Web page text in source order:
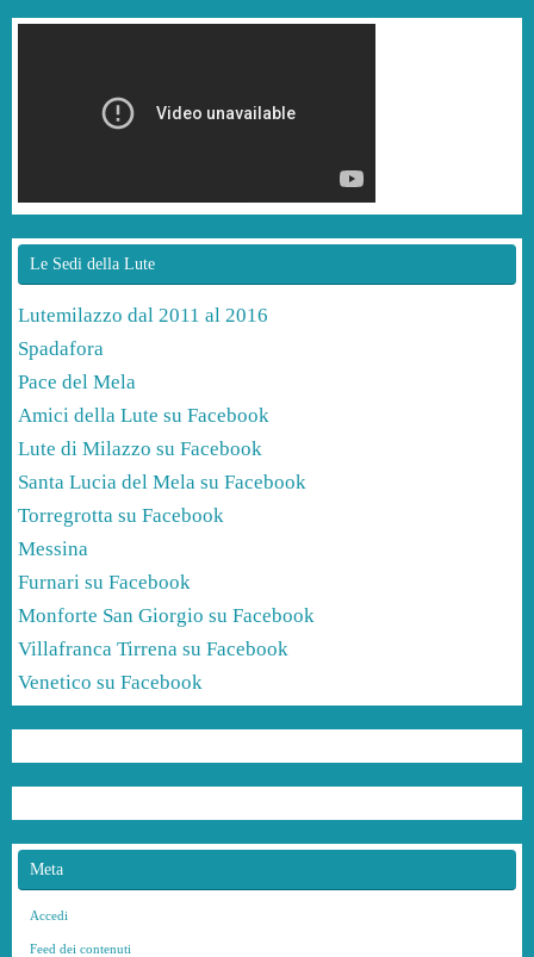
Le Sedi della Lute
Lutemilazzo dal 2011 al 2016
Spadafora
Pace del Mela
Amici della Lute su Facebook
Lute di Milazzo su Facebook
Santa Lucia del Mela su Facebook
Torregrotta su Facebook
Messina
Furnari su Facebook
Monforte San Giorgio su Facebook
Villafranca Tirrena su Facebook
Venetico su Facebook
Meta
Accedi
Feed dei contenuti